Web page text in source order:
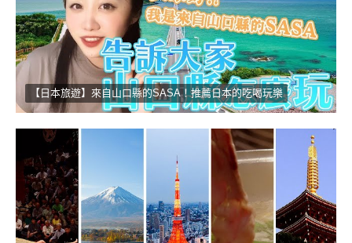
【日本旅遊】來自山口縣的SASA！推薦日本的吃喝玩樂